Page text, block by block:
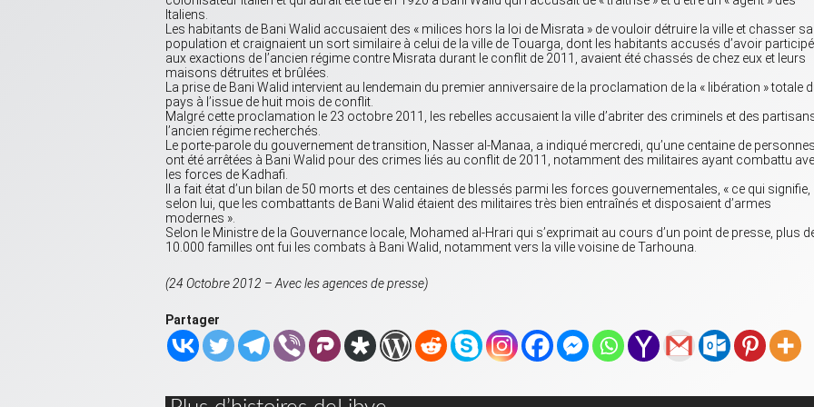
Italiens.
Les habitants de Bani Walid accusaient des « milices hors la loi de Misrata » de vouloir détruire la ville et chasser sa
population et craignaient un sort similaire à celui de la ville de Touarga, dont les habitants accusés d’avoir participé
aux exactions de l’ancien régime contre Misrata durant le conflit de 2011, avaient été chassés de chez eux et leurs
maisons détruites et brûlées.
La prise de Bani Walid intervient au lendemain du premier anniversaire de la proclamation de la « libération » totale
pays à l’issue de huit mois de conflit.
Malgré cette proclamation le 23 octobre 2011, les rebelles accusaient la ville d’abriter des criminels et des
l’ancien régime recherchés.
Le porte-parole du gouvernement de transition, Nasser al-Manaa, a indiqué mercredi, qu’une centaine de personnes
ont été arrêtées à Bani Walid pour des crimes liés au conflit de 2011, notamment des militaires ayant combattu
les forces de Kadhafi.
Il a fait état d’un bilan de 50 morts et des centaines de blessés parmi les forces gouvernementales, « ce qui signifie,
selon lui, que les combattants de Bani Walid étaient des militaires très bien entraînés et disposaient d’armes
modernes ».
Selon le Ministre de la Gouvernance locale, Mohamed al-Hrari qui s’exprimait au cours d’un point de presse, plus
10.000 familles ont fui les combats à Bani Walid, notamment vers la ville voisine de Tarhouna.
(24 Octobre 2012 – Avec les agences de presse)
Partager